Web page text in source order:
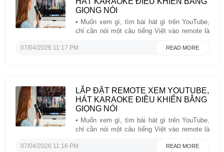
GIỌNG NÓI
• Muốn xem gì, tìm bài hát gì trên YouTube,
chỉ cần nói một câu tiếng Việt vào remote là
TV• Thiết bị hoạt động tốt với tất cả TV đời
07/04/2026 11:17 PM READ MORE
LẮP ĐẶT REMOTE XEM YOUTUBE,
HÁT KARAOKE ĐIỀU KHIỂN BẰNG
GIỌNG NÓI
• Muốn xem gì, tìm bài hát gì trên YouTube,
chỉ cần nói một câu tiếng Việt vào remote là
TV• Thiết bị hoạt động tốt với tất cả TV đời
07/04/2026 11:16 PM READ MORE